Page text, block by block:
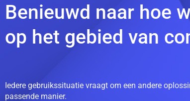
Benieuwd naar hoe
op het gebied van
Iedere gebruikssituatie vraagt om een andere
passende manier.